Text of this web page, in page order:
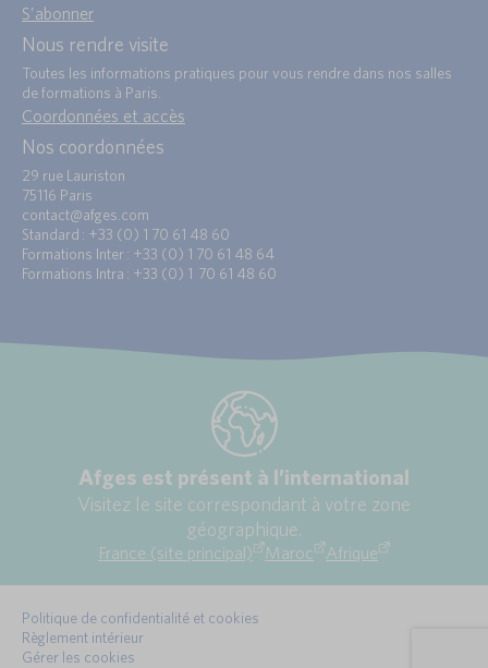
S'abonner
Nous rendre visite
Toutes les informations pratiques pour vous rendre dans nos salles
de formations à Paris.
Coordonnées et accès
Nos coordonnées
29 rue Lauriston
75116 Paris
contact@afges.com
Standard : +33 (0) 1 70 61 48 60
Formations Inter : +33 (0) 1 70 61 48 64
Formations Intra : +33 (0) 1 70 61 48 60
Afges est présent à l’international
Visitez le site correspondant à votre zone
géographique.
France (site principal) Maroc Afrique
Politique de confidentialité et cookies
Règlement intérieur
Gérer les cookies